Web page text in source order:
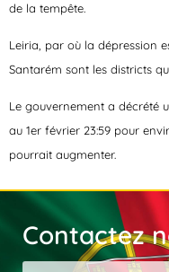
de la tempête.
Leiria, par où la dépression
Santarém sont les districts
Le gouvernement a décrété
au 1er février 23:59 pour
pourrait augmenter.
Contactez